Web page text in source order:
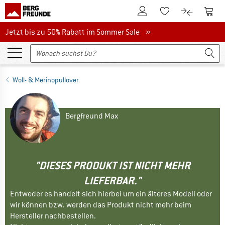
Zum KundenkontoZum Merkzettel.
Zum Zum
Jetzt bis zu 50% Rabatt im Sommer Sale
Jetzt bis zu 50% Rabatt im Sommer Sale »
Woll- & Merinopullover
Bergfreund Max
"DIESES PRODUKT IST NICHT MEHR
LIEFERBAR."
Entweder es handelt sich hierbei um ein älteres Modell oder
wir können bzw. werden das Produkt nicht mehr beim
Hersteller nachbestellen.